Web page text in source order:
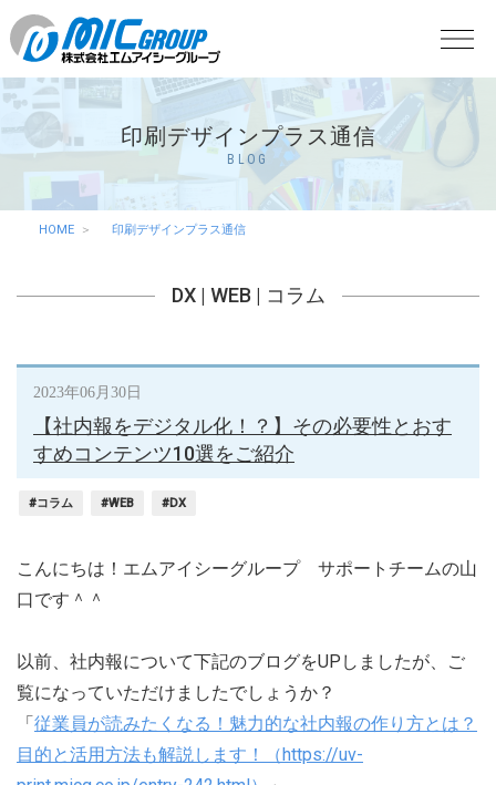
印刷デザインプラス通信
BLOG
HOME 印刷デザインプラス通信
DX| WEB | コラム
2023年06月30日
【社内報をデジタル化！？】その必要性とおす
すめコンテンツ10選をご紹介
#コラム #WEB #DX
こんにちは！エムアイシーグループ サポートチームの山
口です＾＾
以前、社内報について下記のブログをUPしましたが、ご
覧になっていただけましたでしょうか？
「従業員が読みたくなる！魅力的な社内報の作り方とは？
目的と活用方法も解説します！（https://uv-